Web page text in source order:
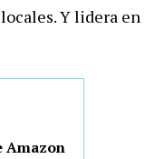
Y lidera en
Amazon